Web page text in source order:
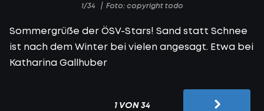
1/34 Foto: copyright todo
Sommergrüße der ÖSV-Stars! Sand statt Schnee
ist nach dem Winter bei vielen angesagt. Etwa bei
Katharina Gallhuber
1 VON 34